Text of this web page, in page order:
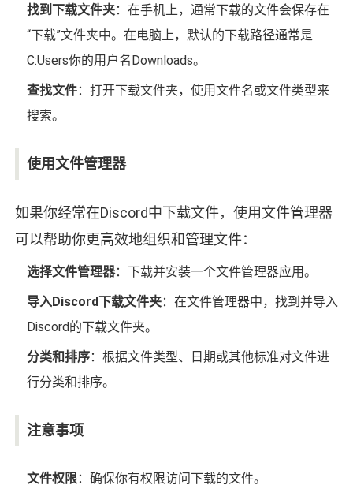
找到下载文件夹：在手机上，通常下载的文件会保存在
“下载”文件夹中。在电脑上，默认的下载路径通常是
C:Users你的用户名Downloads。
查找文件：打开下载文件夹，使用文件名或文件类型来
搜索。
使用文件管理器
如果你经常在Discord中下载文件，使用文件管理器
可以帮助你更高效地组织和管理文件：
选择文件管理器：下载并安装一个文件管理器应用。
导入Discord下载文件夹：在文件管理器中，找到并导入
Discord的下载文件夹。
分类和排序：根据文件类型、日期或其他标准对文件进
行分类和排序。
注意事项
文件权限：确保你有权限访问下载的文件。